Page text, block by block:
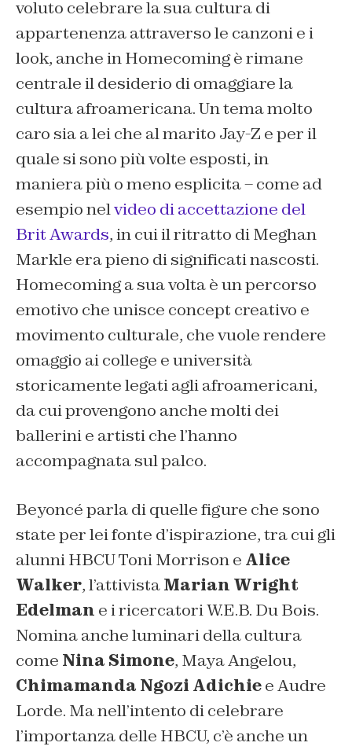
voluto celebrare la sua cultura di
appartenenza attraverso le canzoni e i
look, anche inHomecomingè rimane
centrale il desiderio di omaggiare la
cultura afroamericana. Un tema molto
caro sia a lei che al marito Jay-Z e per il
quale si sono più volte esposti, in
maniera più o meno esplicita – come ad
esempio nelvideo di accettazione del
Brit Awards, in cui il ritratto di Meghan
Markle era pieno di significati nascosti.
Homecominga sua volta è un percorso
emotivo che unisce concept creativo e
movimento culturale, che vuole rendere
omaggio ai college e università
storicamente legati agli afroamericani,
da cui provengono anche molti dei
ballerini e artisti che l’hanno
accompagnata sul palco.
Beyoncé parla di quelle figure che sono
state per lei fonte d’ispirazione, tra cui gli
alunni HBCU Toni Morrison e Alice
Walker, l’attivistaMarian Wright
Edelman e i ricercatori W.E.B. Du Bois.
Nomina anche luminari della cultura
come Nina Simone, Maya Angelou,
Chimamanda Ngozi Adichiee Audre
Lorde. Ma nell’intento di celebrare
l’importanza delle HBCU, c’è anche un